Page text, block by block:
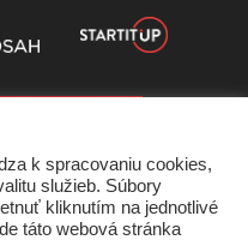
k spracovaniu cookies,
služieb. Súbory
kliknutím na jednotlivé
táto webová stránka